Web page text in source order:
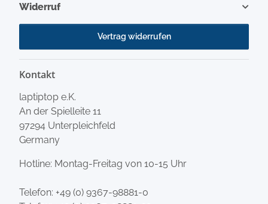
Widerruf
Vertrag widerrufen
Kontakt
laptiptop e.K.
An der Spielleite 11
97294 Unterpleichfeld
Germany
Hotline: Montag-Freitag von 10-15 Uhr
Telefon: +49 (0) 9367-98881-0